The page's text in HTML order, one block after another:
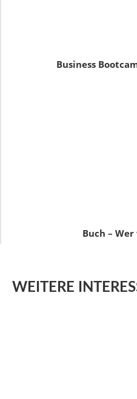
Business
Buch –
WEITERE